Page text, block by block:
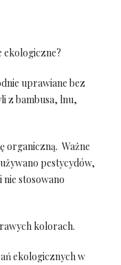
ekologiczne?
uprawiane bez
z bambusa, lnu,
organiczną. Ważne
pestycydów,
stosowano
kolorach.
ekologicznych w